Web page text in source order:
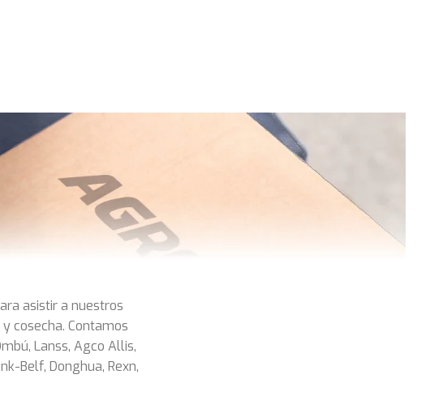
asistir a nuestros
cosecha. Contamos
Lanss, Agco Allis,
Belf, Donghua, Rexn,